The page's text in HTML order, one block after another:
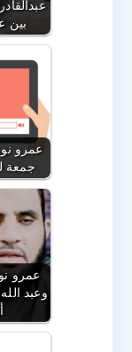
بين
عمرو
جمعة
عمرو
وعبد